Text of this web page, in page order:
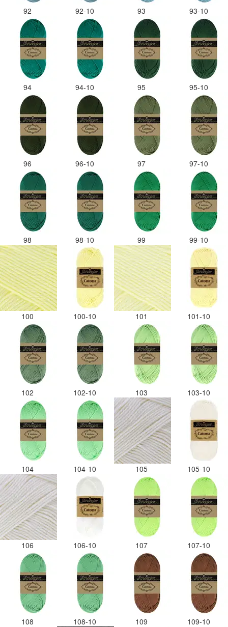
92 92-10 93 93-10
94 94-10 95 95-10
96 96-10 97 97-10
98 98-10 99 99-10
100 100-10 101 101-10
102 102-10 103 103-10
104 104-10 105 105-10
106 106-10 107 107-10
108 108-10 109 109-10